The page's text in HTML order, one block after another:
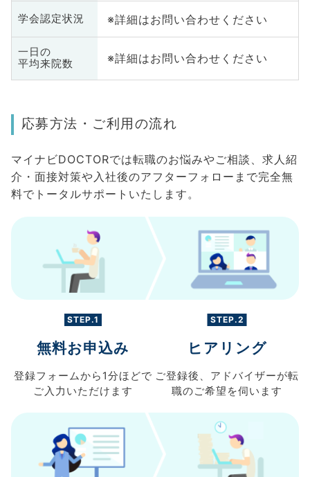
学会認定状況 ※詳細はお問い合わせください
一日の
平均来院数
※詳細はお問い合わせください
応募方法・ご利用の流れ
マイナビDOCTORでは転職のお悩みやご相談、求人紹
介・面接対策や入社後のアフターフォローまで完全無
料でトータルサポートいたします。
STEP.1
無料お申込み
登録フォームから 1分ほどで
ご入力 いただけます
STEP.2
ヒアリング
ご登録後、 アドバイザーが転
職のご希望を伺います